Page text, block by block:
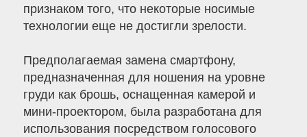
признаком того, что некоторые носимые
технологии еще не достигли зрелости.
Предполагаемая замена смартфону,
предназначенная для ношения на уровне
груди как брошь, оснащенная камерой и
мини-проектором, была разработана для
использования посредством голосового